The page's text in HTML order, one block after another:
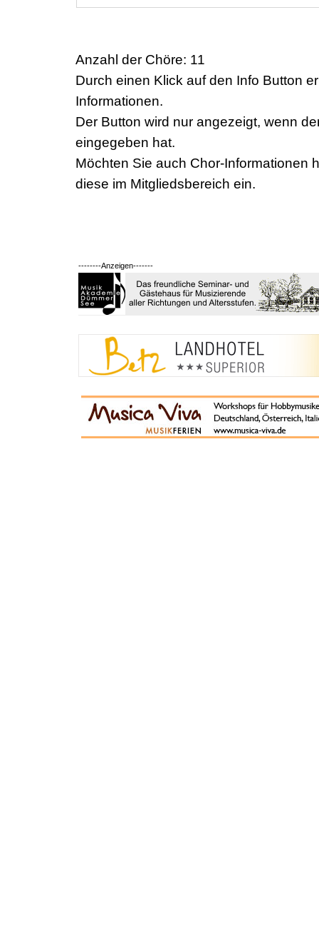
Anzahl der Chöre: 11
Durch einen Klick auf den Info Button
Informationen.
Der Button wird nur angezeigt, wenn
eingegeben hat.
Möchten Sie auch Chor-Informationen
diese im Mitgliedsbereich ein.
--------Anzeigen-------